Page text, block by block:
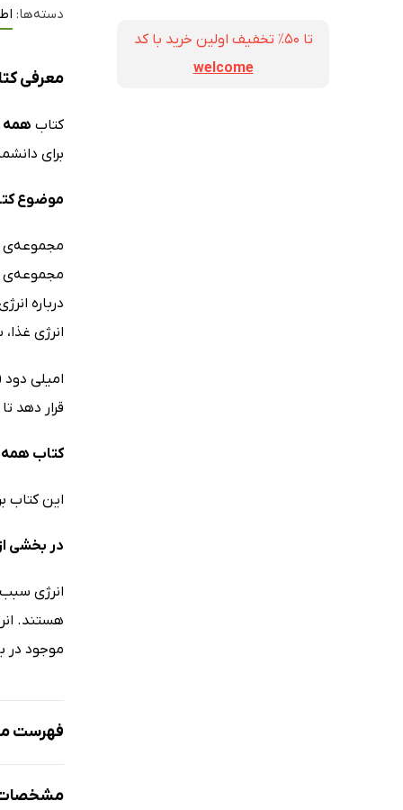
تا ۵۰٪ تخفیف اولین خرید با کد
welcome
دسته‌ها:
معرفی
کتاب همه
برای
موضوع
مجموعه‌ی
مجموعه‌ی
انرژی
قرار دهد
کتاب همه
این کتاب
در بخشی
انرژی سبب
هستند.
موجود در
فهرست
مشخصات